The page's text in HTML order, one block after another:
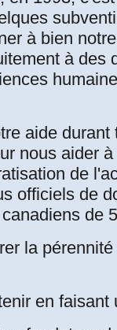
à bien
à des
aide durant
nous aider
de
officiels de
de
la
en faisant